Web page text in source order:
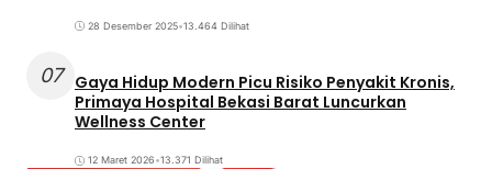
28 Desember 2025•13.464 Dilihat
07
Gaya Hidup Modern Picu Risiko Penyakit Kronis,
Primaya Hospital Bekasi Barat Luncurkan
Wellness Center
12 Maret 2026•13.371 Dilihat